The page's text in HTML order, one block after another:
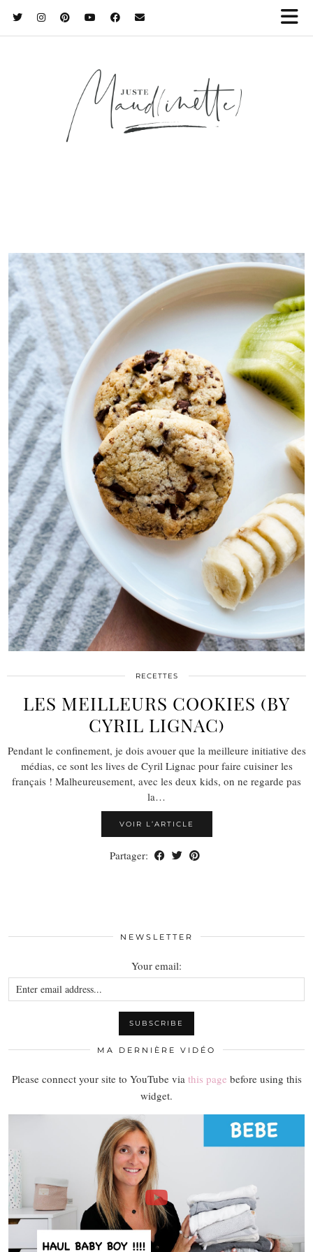
RECETTES
LES MEILLEURS COOKIES (BY
CYRIL LIGNAC)
Pendant le confinement, je dois avouer que la meilleure initiative des
médias, ce sont les lives de Cyril Lignac pour faire cuisiner les
français ! Malheureusement, avec les deux kids, on ne regarde pas
la…
VOIR L’ARTICLE
Partager:
NEWSLETTER
Your email:
MA DERNIÈRE VIDÉO
Please connect your site to YouTube via this page before using this
widget.